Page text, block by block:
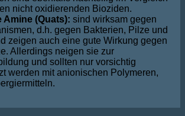
nicht oxidierenden Bioziden.
Amine (Quats): sind wirksam gegen
d.h. gegen Bakterien, Pilze und
zeigen auch eine gute Wirkung gegen
Allerdings neigen sie zur
und sollten nur vorsichtig
werden mit anionischen Polymeren,